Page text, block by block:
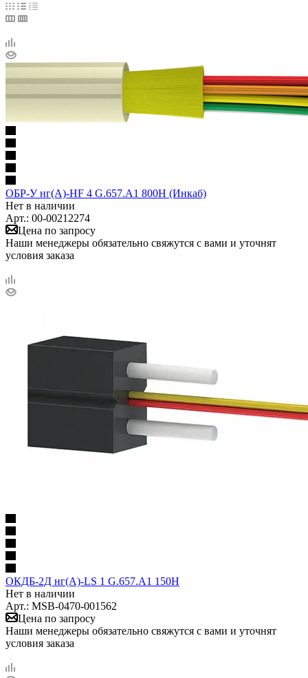
ОБР-У нг(A)-HF 4 G.657.A1 800Н (Инкаб)
Нет в наличии
Арт.: 00-00212274
Цена по запросу
Наши менеджеры обязательно свяжутся с вами и уточнят
условия заказа
ОКДБ-2Д нг(А)-LS 1 G.657.А1 150Н
Нет в наличии
Арт.: MSB-0470-001562
Цена по запросу
Наши менеджеры обязательно свяжутся с вами и уточнят
условия заказа